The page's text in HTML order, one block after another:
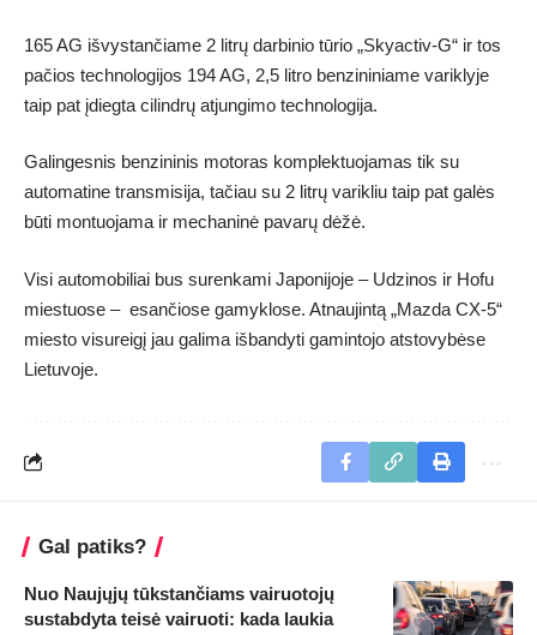
165 AG išvystančiame 2 litrų darbinio tūrio „Skyactiv-G“ ir tos
pačios technologijos 194 AG, 2,5 litro benzininiame variklyje
taip pat įdiegta cilindrų atjungimo technologija.
Galingesnis benzininis motoras komplektuojamas tik su
automatine transmisija, tačiau su 2 litrų varikliu taip pat galės
būti montuojama ir mechaninė pavarų dėžė.
Visi automobiliai bus surenkami Japonijoje – Udzinos ir Hofu
miestuose – esančiose gamyklose. Atnaujintą „Mazda CX-5“
miesto visureigį jau galima išbandyti gamintojo atstovybėse
Lietuvoje.
Gal patiks?
Nuo Naujųjų tūkstančiams vairuotojų
sustabdyta teisė vairuoti: kada laukia